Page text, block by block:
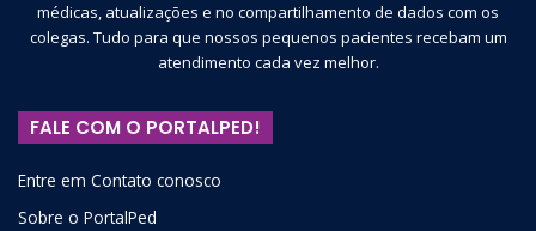
médicas, atualizações e no compartilhamento de dados com os
colegas. Tudo para que nossos pequenos pacientes recebam um
atendimento cada vez melhor.
FALE COM O PORTALPED!
Entre em Contato conosco
Sobre o PortalPed